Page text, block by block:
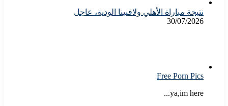
نتيجة مباراة الأهلي ولافيينا الودية، عاجل
30/07/2026
Free Porn Pics
ya,im here...